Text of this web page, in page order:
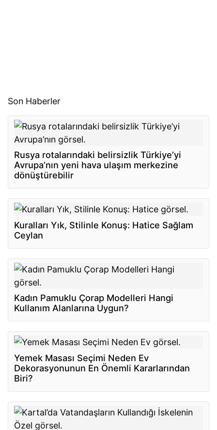
Son Haberler
Rusya rotalarındaki belirsizlik Türkiye’yi
Avrupa’nın yeni hava ulaşım merkezine
dönüştürebilir
Kuralları Yık, Stilinle Konuş: Hatice Sağlam
Ceylan
Kadın Pamuklu Çorap Modelleri Hangi
Kullanım Alanlarına Uygun?
Yemek Masası Seçimi Neden Ev
Dekorasyonunun En Önemli Kararlarından
Biri?